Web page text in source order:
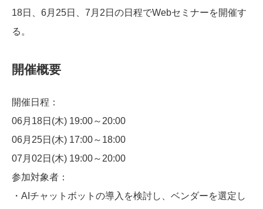
18日、6月25日、7月2日の日程でWebセミナーを開催す
る。
開催概要
開催日程：
06月18日(木) 19:00～20:00
06月25日(木) 17:00～18:00
07月02日(木) 19:00～20:00
参加対象者：
・AIチャットボットの導入を検討し、ベンダーを選定し